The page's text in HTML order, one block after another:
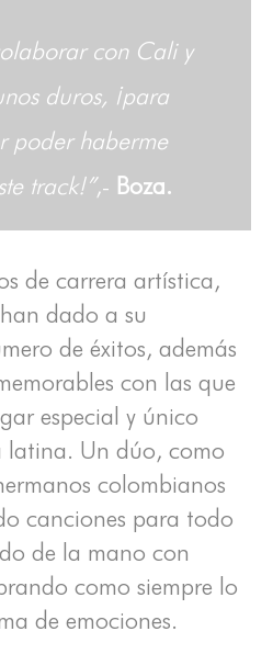
con Cali y
duros, ¡para
poder haberme
track!”,- Boza.
de carrera artística,
dado a su
de éxitos, además
con las que
especial y único
latina. Un dúo, como
colombianos
canciones para todo
de la mano con
como siempre lo
de emociones.